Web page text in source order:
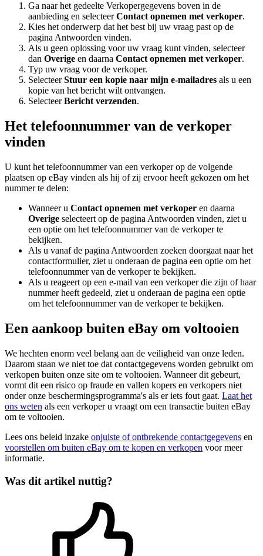
Ga naar het gedeelte Verkopergegevens boven in de
aanbieding en selecteerContact opnemen met verkoper.
Kies het onderwerp dat het best bij uw vraag past op de
pagina Antwoorden vinden.
Als u geen oplossing voor uw vraag kunt vinden, selecteer
dan Overige en daarna Contact opnemen met verkoper.
Typ uw vraag voor de verkoper.
SelecteerStuur een kopie naar mijn e-mailadres als u een
kopie van het bericht wilt ontvangen.
SelecteerBericht verzenden.
Het telefoonnummer van de verkoper
vinden
U kunt het telefoonnummer van een verkoper op de volgende
plaatsen op eBay vinden als hij of zij ervoor heeft gekozen om het
nummer te delen:
Wanneer u Contact opnemen met verkoper en daarna
Overige selecteert op de pagina Antwoorden vinden, ziet u
een optie om het telefoonnummer van de verkoper te
bekijken.
Als u vanaf de pagina Antwoorden zoeken doorgaat naar het
contactformulier, ziet u onderaan de pagina een optie om het
telefoonnummer van de verkoper te bekijken.
Als u reageert op een e-mail van een verkoper die zijn of haar
nummer heeft gedeeld, ziet u onderaan de pagina een optie
om het telefoonnummer van de verkoper te bekijken.
Een aankoop buiten eBay om voltooien
We hechten enorm veel belang aan de veiligheid van onze leden.
Daarom staan we niet toe dat contactgegevens worden gebruikt om
verkopen buiten onze site om te voltooien. Wanneer dit gebeurt,
vormt dit een risico op fraude en vallen kopers en verkopers niet
onder onze beschermingsprogramma's als er iets fout gaat. Laat het
ons weten als een verkoper u vraagt om een transactie buiten eBay
om te voltooien.
Lees ons beleid inzake onjuiste of ontbrekende contactgegevens en
voorstellen om buiten eBay om te kopen en verkopen voor meer
informatie.
Was dit artikel nuttig?